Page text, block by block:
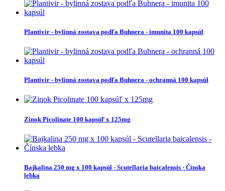
Plantivir - bylinná zostava podľa Buhnera - imunita 100 kapsúl
Plantivir - bylinná zostava podľa Buhnera - ochranná 100 kapsúl
Zinok Picolinate 100 kapsúľ x 125mg
Bajkalina 250 mg x 100 kapsúl - Scutellaria baicalensis - Čínska
lebka